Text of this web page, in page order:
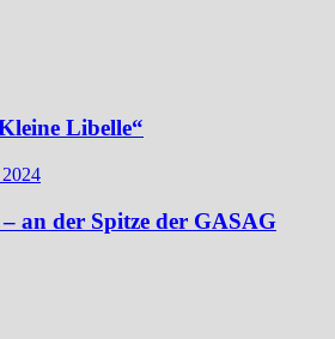
Libelle“
an der Spitze der GASAG